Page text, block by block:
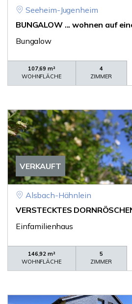
Seeheim-Jugenheim
BUNGALOW ... wohnen auf
Bungalow
107,69 m²
WOHNFLÄCHE
4
ZIMMER
VERKAUFT
Alsbach-Hähnlein
VERSTECKTES
Einfamilienhaus
146,92 m²
WOHNFLÄCHE
5
ZIMMER